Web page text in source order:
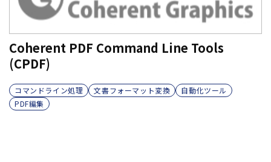
Coherent PDF Command Line Tools
(CPDF)
コマンドライン処理 文書フォーマット変換
自動化ツール
PDF編集